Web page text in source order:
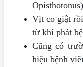
Vịt co giật
từ khi phát
Cũng có
hiệu bệnh